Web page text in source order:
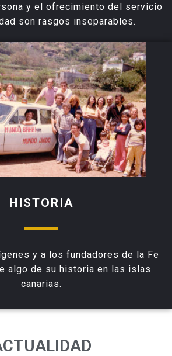
y el ofrecimiento del servicio
son rasgos inseparables.
HISTORIA
y a los fundadores de la Fe
algo de su historia en las islas
canarias.